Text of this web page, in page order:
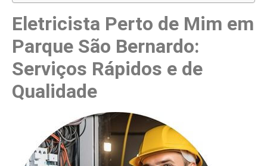
Eletricista Perto de Mim em
Parque São Bernardo:
Serviços Rápidos e de
Qualidade